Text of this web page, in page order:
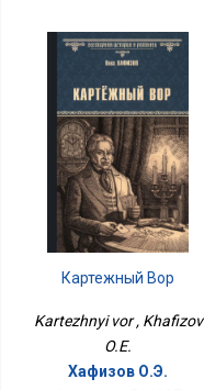
Картежный Вор
Kartezhnyi vor , Khafizov
O.E.
Хафизов О.Э.